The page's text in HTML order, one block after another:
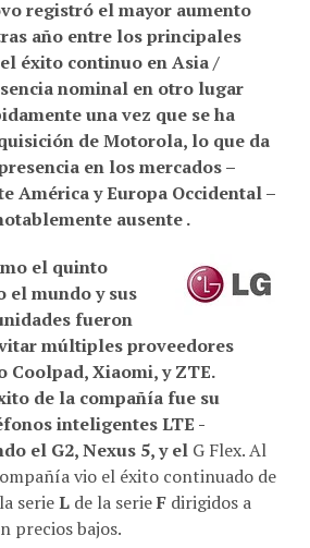
año entre los principales
el éxito continuo enAsia /
nominal en otro lugar
una vez que se ha
deMotorola, lo que da
en los mercados –
América y Europa Occidental
ausente .
mundo y sus
fueron
múltiples proveedores
Coolpad,Xiaomi, yZTE.
de la compañía fue su
inteligentesLTE -
elG2,Nexus 5, y elG Flex. Al
vio el éxito continuado de
serieLde la serieFdirigidos a
precios bajos.